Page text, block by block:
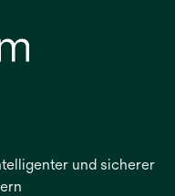
und sicherer